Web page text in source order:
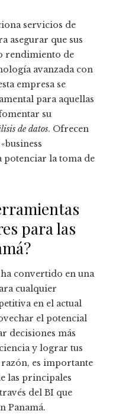
servicios de
asegurar que sus
rendimiento de
avanzada con
empresa se
para aquellas
su
de datos. Ofrecen
potenciar la toma de
para las
ha convertido en una
cualquier
en el actual
el potencial
decisiones más
y lograr tus
es importante
las principales
del BI que
Panamá.